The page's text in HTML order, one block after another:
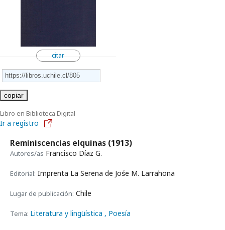
citar
copiar
Libro en Biblioteca Digital
Ir a registro
Reminiscencias elquinas (1913)
Autores/as Francisco Díaz G.
Editorial: Imprenta La Serena de Jośe M. Larrahona
Lugar de publicación: Chile
Tema: Literatura y lingüística , Poesía